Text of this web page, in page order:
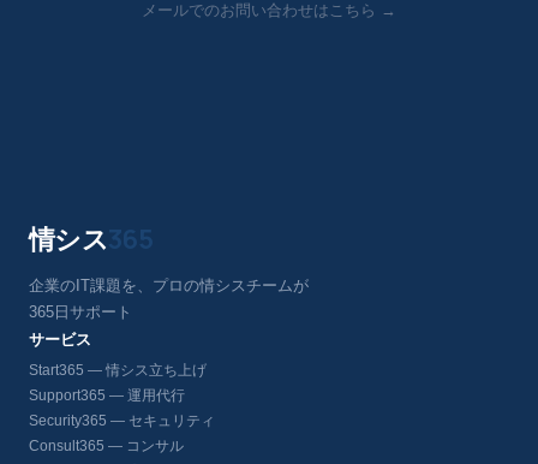
メールでのお問い合わせはこちら →
情シス365
企業のIT課題を、プロの情シスチームが
365日サポート
サービス
Start365 — 情シス立ち上げ
Support365 — 運用代行
Security365 — セキュリティ
Consult365 — コンサル